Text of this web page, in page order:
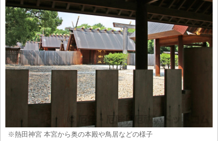
※熱田神宮 本宮から奥の本殿や鳥居などの様子